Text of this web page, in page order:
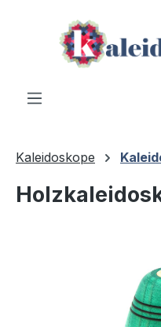
Zum Hauptinhalt springen
Kaleidoskope
Bildergalerie